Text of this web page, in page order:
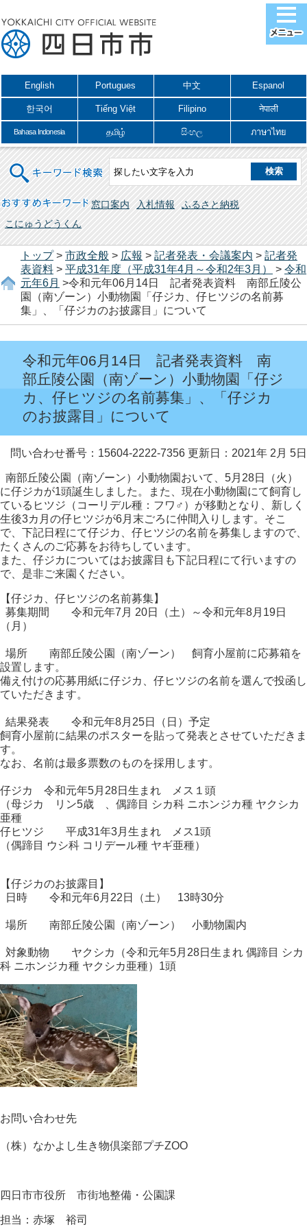
English Portugues 中文 Espanol
한국어 Tiếng Việt Filipino नेपाली
Bahasa Indonesia தமிழ் සිංහල ภาษาไทย
キーワード検索
おすすめキーワード 窓口案内 入札情報
ふるさと納税
こにゅうどうくん
トップ> 市政全般 > 広報 > 記者発表・会議案内 > 記者発
表資料 > 平成31年度（平成31年4月～令和2年3月） > 令和
元年6月 >令和元年06月14日 記者発表資料 南部丘陵公
園（南ゾーン）小動物園「仔ジカ、仔ヒツジの名前募
集」、「仔ジカのお披露目」について
令和元年06月14日 記者発表資料 南
部丘陵公園（南ゾーン）小動物園「仔ジ
カ、仔ヒツジの名前募集」、「仔ジカ
のお披露目」について
問い合わせ番号：15604-2222-7356 更新日：2021年 2月 5日
南部丘陵公園（南ゾーン）小動物園おいて、5月28日（火）
に仔ジカが1頭誕生しました。また、現在小動物園にて飼育し
ているヒツジ（コーリデル種：フワ♂）が移動となり、新しく
生後3カ月の仔ヒツジが6月末ごろに仲間入りします。そこ
で、下記日程にて仔ジカ、仔ヒツジの名前を募集しますので、
たくさんのご応募をお待ちしています。
また、仔ジカについてはお披露目も下記日程にて行いますの
で、是非ご来園ください。
【仔ジカ、仔ヒツジの名前募集】
募集期間 令和元年7月 20日（土）～令和元年8月19日
（月）
場所 南部丘陵公園（南ゾーン） 飼育小屋前に応募箱を
設置します。
備え付けの応募用紙に仔ジカ、仔ヒツジの名前を選んで投函し
ていただきます。
結果発表 令和元年8月25日（日）予定
飼育小屋前に結果のポスターを貼って発表とさせていただきま
す。
なお、名前は最多票数のものを採用します。
仔ジカ 令和元年5月28日生まれ メス１頭
（母ジカ リン5歳 、偶蹄目 シカ科 ニホンジカ種 ヤクシカ
亜種
仔ヒツジ 平成31年3月生まれ メス1頭
（偶蹄目 ウシ科 コリデール種 ヤギ亜種）
【仔ジカのお披露目】
日時 令和元年6月22日（土） 13時30分
場所 南部丘陵公園（南ゾーン） 小動物園内
対象動物 ヤクシカ（令和元年5月28日生まれ 偶蹄目 シカ
科 ニホンジカ種 ヤクシカ亜種）1頭
お問い合わせ先
（株）なかよし生き物倶楽部プチZOO
四日市市役所 市街地整備・公園課
担当：赤塚 裕司